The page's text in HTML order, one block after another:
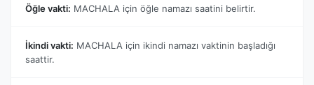
Öğle vakti: MACHALA için öğle namazı saatini belirtir.
İkindi vakti: MACHALA için ikindi namazı vaktinin başladığı
saattir.